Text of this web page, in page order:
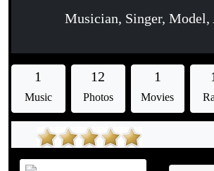
Musician, Singer, Model,
1
Music
12
Photos
1
Movies